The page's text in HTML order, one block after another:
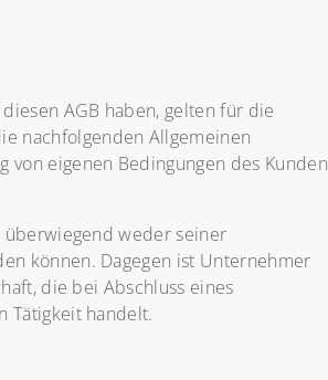
AGB haben, gelten für die
nachfolgenden Allgemeinen
eigenen Bedingungen des Kunden
überwiegend weder seiner
können. Dagegen ist Unternehmer
die bei Abschluss eines
Tätigkeit handelt.